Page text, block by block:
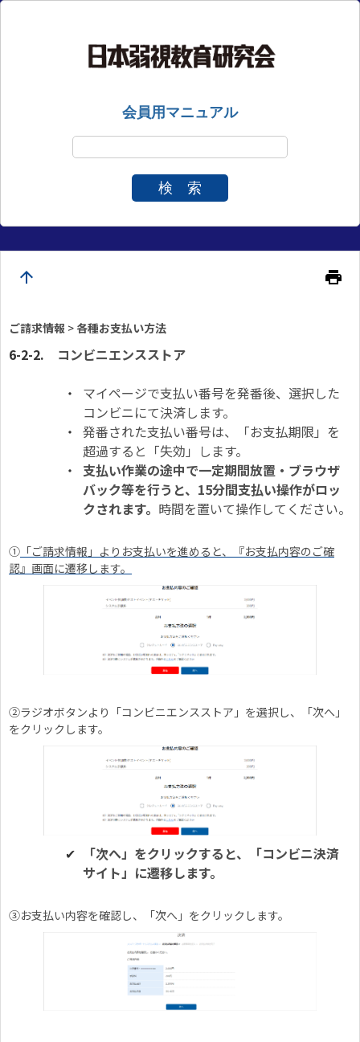
会員用マニュアル
検 索
arrow_upward print
ご請求情報 > 各種お支払い方法
コンビニエンスストア
マイページで支払い番号を発番後、選択した
コンビニにて決済します。
発番された支払い番号は、「お支払期限」を
超過すると「失効」します。
支払い作業の途中で一定期間放置・ブラウザ
バック等を行うと、15分間支払い操作がロッ
クされます。 時間を置いて操作してください。
① 「ご請求情報」よりお支払いを進めると、『お支払内容のご確
認』画面に遷移します。
②ラジオボタンより「コンビニエンスストア」を選択し、「次へ」
をクリックします。
「次へ」をクリックすると、「コンビニ決済
サイト」に遷移します。
③お支払い内容を確認し、「次へ」をクリックします。